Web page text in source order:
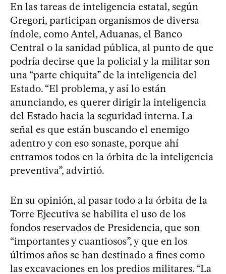
En las tareas de inteligencia estatal, según
Gregori, participan organismos de diversa
índole, como Antel, Aduanas, el Banco
Central o la sanidad pública, al punto de que
podría decirse que la policial y la militar son
una “parte chiquita” de la inteligencia del
Estado. “El problema, y así lo están
anunciando, es querer dirigir la inteligencia
del Estado hacia la seguridad interna. La
señal es que están buscando el enemigo
adentro y con eso sonaste, porque ahí
entramos todos en la órbita de la inteligencia
preventiva”, advirtió.
En su opinión, al pasar todo a la órbita de la
Torre Ejecutiva se habilita el uso de los
fondos reservados de Presidencia, que son
“importantes y cuantiosos”, y que en los
últimos años se han destinado a fines como
las excavaciones en los predios militares. “La